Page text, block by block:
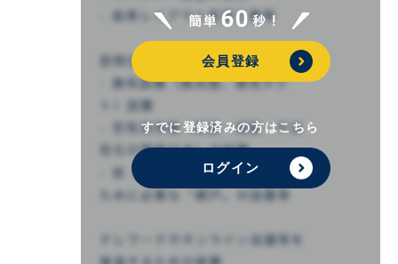
会員登録
すでに登録済みの方はこちら
ログイン